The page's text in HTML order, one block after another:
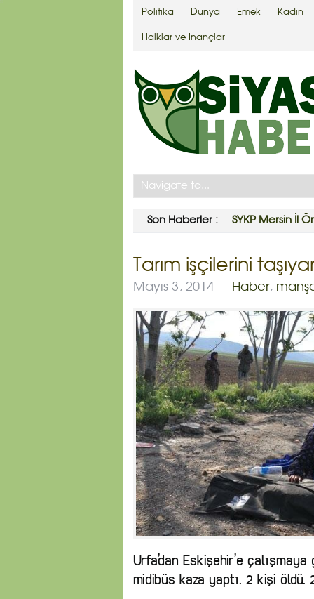
Politika Dünya Emek Kadın
Halklar ve İnançlar
Son Haberler : SYKP Mersin İl
Tarım işçilerini
Mayıs 3, 2014 - Haber,
Urfa’dan Eskişehir’e
midibüs kaza yaptı. 2 kişi öldü.